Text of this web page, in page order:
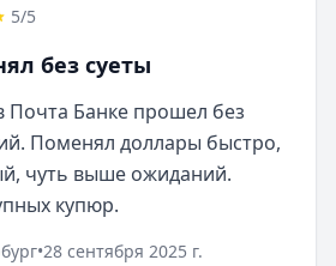
5/5
без суеты
Банке прошел без
Поменял доллары быстро,
чуть выше ожиданий.
купюр.
•28 сентября 2025 г.